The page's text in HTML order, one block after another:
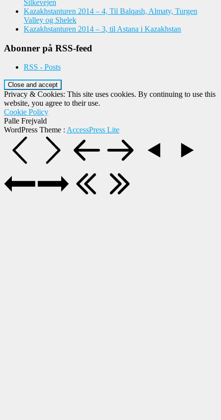
Silkevejen
Kazakhstanturen 2014 – 4, Til Balqash, Almaty, Turgen
Valley og Shelek
Kazakhstanturen 2014 – 3, til Astana i Kazakhstan
Abonner på RSS-feed
RSS - Posts
Privacy & Cookies: This site uses cookies. By continuing to use this
website, you agree to their use.
Cookie Policy
Palle Frejvald
WordPress Theme : AccessPress Lite